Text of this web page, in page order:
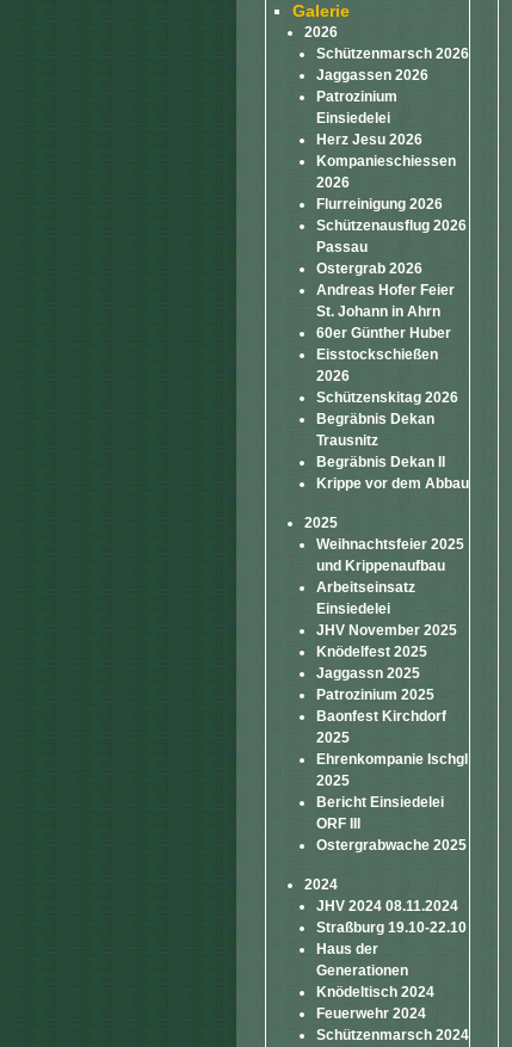
Galerie
2026
Schützenmarsch 2026
Jaggassen 2026
Patrozinium
Einsiedelei
Herz Jesu 2026
Kompanieschiessen
2026
Flurreinigung 2026
Schützenausflug 2026
Passau
Ostergrab 2026
Andreas Hofer Feier
St. Johann in Ahrn
60er Günther Huber
Eisstockschießen
2026
Schützenskitag 2026
Begräbnis Dekan
Trausnitz
Begräbnis Dekan II
Krippe vor dem Abbau
2025
Weihnachtsfeier 2025
und Krippenaufbau
Arbeitseinsatz
Einsiedelei
JHV November 2025
Knödelfest 2025
Jaggassn 2025
Patrozinium 2025
Baonfest Kirchdorf
2025
Ehrenkompanie Ischgl
2025
Bericht Einsiedelei
ORF III
Ostergrabwache 2025
2024
JHV 2024 08.11.2024
Straßburg 19.10-22.10
Haus der
Generationen
Knödeltisch 2024
Feuerwehr 2024
Schützenmarsch 2024